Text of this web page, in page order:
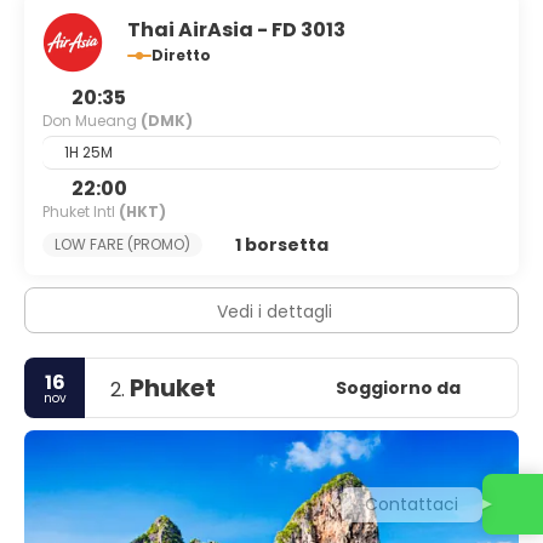
Thai AirAsia - FD 3013
Diretto
20:35
Don Mueang (DMK)
1H 25M
22:00
Phuket Intl (HKT)
LOW FARE (PROMO)
1 borsetta
Vedi i dettagli
16
nov 2. Phuket Soggiorno da
Contattaci